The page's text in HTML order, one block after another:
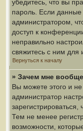
убедитесь, что вы
пароль. Если данные
администратором,
доступ к
неправильно
свяжитесь с ним для
Вернуться к началу
» Зачем мне
Вы можете этого и не
администратор
Тем не менее
возможности,